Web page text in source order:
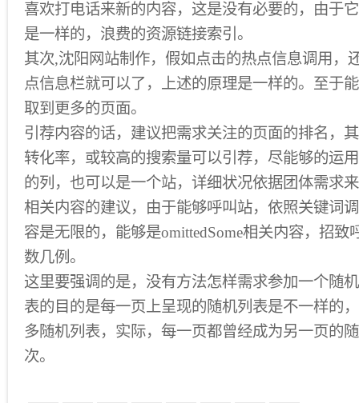
喜欢打电话来新的内容，这是没有必要的，由于
是一样的，浪费的资源链接索引。
其次,沈阳网站制作，假如点击的热点信息调用，
点信息栏就可以了，上述的原理是一样的。至于
取到更多的页面。
引荐内容的话，建议把需求关注的页面的排名，
转化率，或较高的搜索量可以引荐，尽能够的运
的列，也可以是一个站，详细状况依据团体需求
相关内容的建议，由于能够呼叫站，依照关键词
容是无限的，能够是omittedSome相关内容，招致
数几例。
这里要强调的是，没有方法怎样需求参加一个随
表的目的是每一页上呈现的随机列表是不一样的
多随机列表，实际，每一页都曾经成为另一页的
次。